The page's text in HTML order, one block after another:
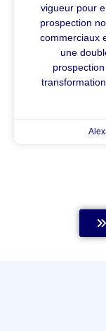
vigueur pour
prospection
commerciaux
une